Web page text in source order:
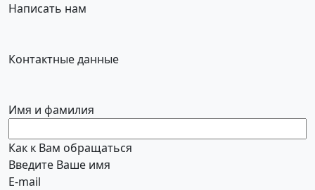
Написать нам
Контактные данные
Имя и фамилия
Как к Вам обращаться
Введите Ваше имя
E-mail